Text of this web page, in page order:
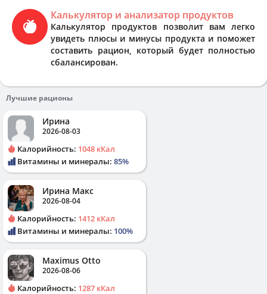
Калькулятор и анализатор продуктов
Калькулятор продуктов позволит вам легко
увидеть плюсы и минусы продукта и поможет
составить рацион, который будет полностью
сбалансирован.
Лучшие рационы
Ирина
2026-08-03
Калорийность: 1048 кКал
Витамины и минералы: 85%
Ирина Макс
2026-08-04
Калорийность: 1412 кКал
Витамины и минералы: 100%
Maximus Otto
2026-08-06
Калорийность: 1287 кКал